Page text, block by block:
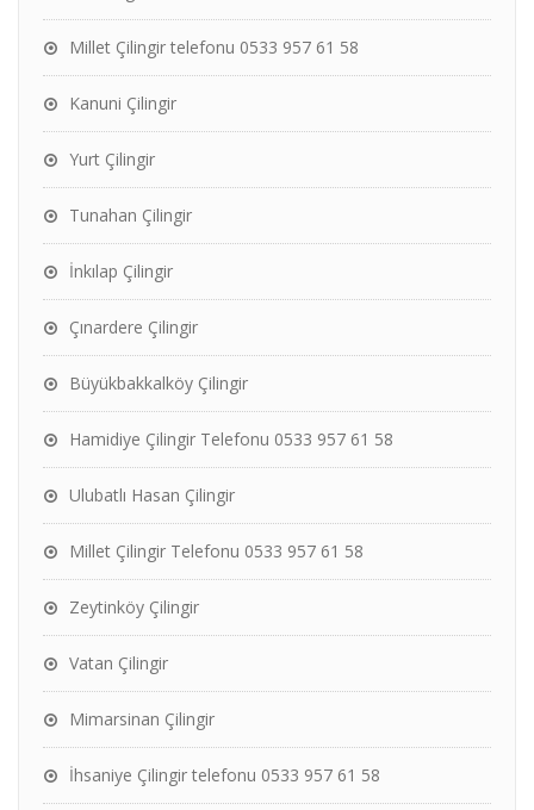
Millet Çilingir telefonu 0533 957 61 58
Kanuni Çilingir
Yurt Çilingir
Tunahan Çilingir
İnkılap Çilingir
Çınardere Çilingir
Büyükbakkalköy Çilingir
Hamidiye Çilingir Telefonu 0533 957 61 58
Ulubatlı Hasan Çilingir
Millet Çilingir Telefonu 0533 957 61 58
Zeytinköy Çilingir
Vatan Çilingir
Mimarsinan Çilingir
İhsaniye Çilingir telefonu 0533 957 61 58